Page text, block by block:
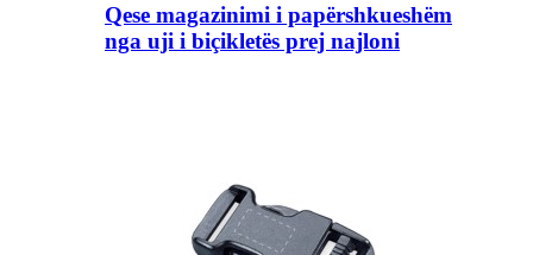
Qese magazinimi i papërshkueshëm
nga uji i biçikletës prej najloni